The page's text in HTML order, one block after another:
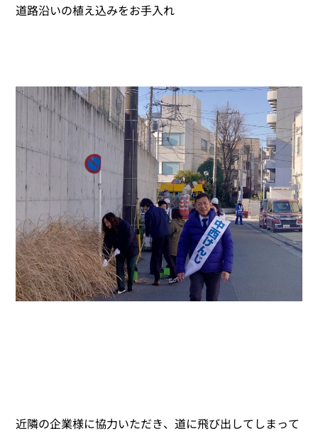
道路沿いの植え込みをお手入れ
近隣の企業様に協力いただき、道に飛び出してしまって